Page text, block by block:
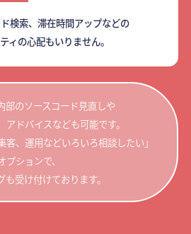
検索、滞在時間アップなどの
ィの心配もいりません。
部のソースコード見直しや
アドバイスなども可能です。
客、運用などいろいろ相談したい」
ションで、
も受け付けております。